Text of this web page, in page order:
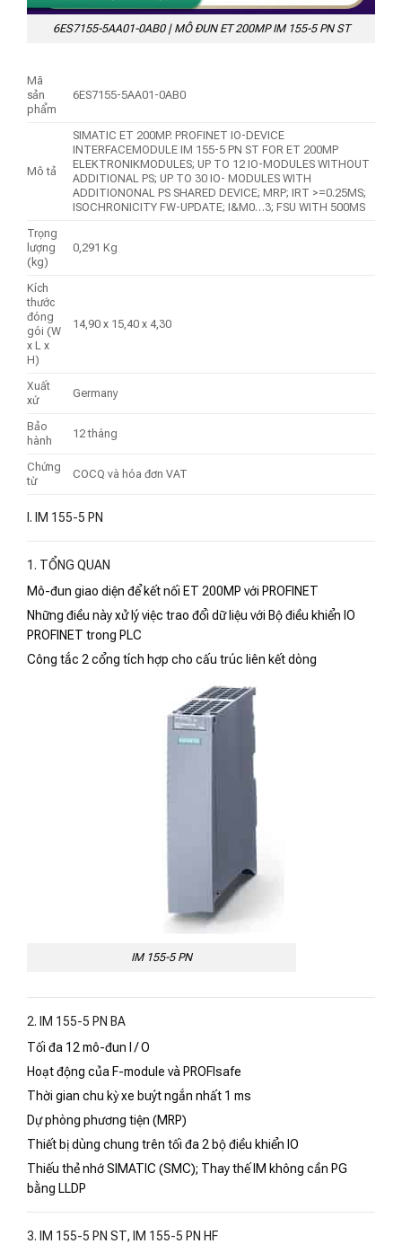
6ES7155-5AA01-0AB0 | MÔ ĐUN ET 200MP IM 155-5 PN ST
Mã
sản
phẩm
6ES7155-5AA01-0AB0
Mô tả
SIMATIC ET 200MP. PROFINET IO-DEVICE
INTERFACEMODULE IM 155-5 PN ST FOR ET 200MP
ELEKTRONIKMODULES; UP TO 12 IO-MODULES WITHOUT
ADDITIONAL PS; UP TO 30 IO- MODULES WITH
ADDITIONONAL PS SHARED DEVICE; MRP; IRT >=0.25MS;
ISOCHRONICITY FW-UPDATE; I&M0…3; FSU WITH 500MS
Trọng
lượng
(kg)
0,291 Kg
Kích
thước
đóng
gói (W
x L x
H)
14,90 x 15,40 x 4,30
Xuất
xứ
Germany
Bảo
hành
12 tháng
Chứng
từ
COCQ và hóa đơn VAT
I. IM 155-5 PN
1. TỔNG QUAN
Mô-đun giao diện để kết nối ET 200MP với PROFINET
Những điều này xử lý việc trao đổi dữ liệu với Bộ điều khiển IO
PROFINET trong PLC
Công tắc 2 cổng tích hợp cho cấu trúc liên kết dòng
IM 155-5 PN
2. IM 155-5 PN BA
Tối đa 12 mô-đun I / O
Hoạt động của F-module và PROFIsafe
Thời gian chu kỳ xe buýt ngắn nhất 1 ms
Dự phòng phương tiện (MRP)
Thiết bị dùng chung trên tối đa 2 bộ điều khiển IO
Thiếu thẻ nhớ SIMATIC (SMC); Thay thế IM không cần PG
bằng LLDP
3. IM 155-5 PN ST, IM 155-5 PN HF